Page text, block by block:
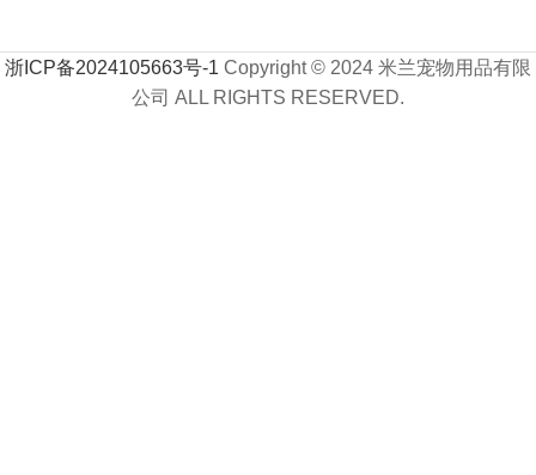
浙ICP备2024105663号-1 Copyright © 2024 米兰宠物用品有限
公司 ALL RIGHTS RESERVED.